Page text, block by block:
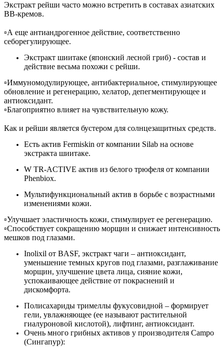
Экстракт рейши часто можно встретить в составах азиатских
ВВ-кремов.
▫️А еще антиандрогенное действие, соответственно
себорегулирующее.
Экстракт шиитаке (японский лесной гриб) - состав и
действие весьма похожи с рейши.
▫️Иммуномодулирующее, антибактериальное, стимулирующее
обновление и регенерацию, хелатор, депегментирующее и
антиоксидант.
▫️Благоприятно влияет на чувствительную кожу.
Как и рейши является бустером для солнцезащитных средств.
Есть актив Fermiskin от компании Silab на основе
экстракта шиитаке.
W TR-ACTIVE актив из белого трюфеля от компании
Phenbiox.
Мультифункциональный актив в борьбе с возрастными
изменениями кожи.
▫️Улучшает эластичность кожи, стимулирует ее регенерацию.
▫️Способствует сокращению морщин и снижает интенсивность
мешков под глазами.
Inolixil от BASF, экстракт чаги – антиоксидант,
уменьшение темных кругов под глазами, разглаживание
морщин, улучшение цвета лица, сияние кожи,
успокаивающее действие от покраснений и
дискомфорта.
Полисахариды тримеллы фукусовидной – формирует
гели, увлажняющее (ее называют растительной
гиалуроновой кислотой), лифтинг, антиоксидант.
Очень много грибных активов у производителя Campo
(Сингапур):